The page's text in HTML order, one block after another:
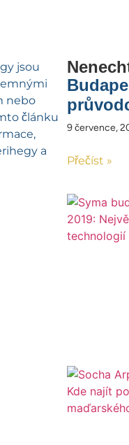
jsou
nebo
článku
a
9 července,
Přečíst »